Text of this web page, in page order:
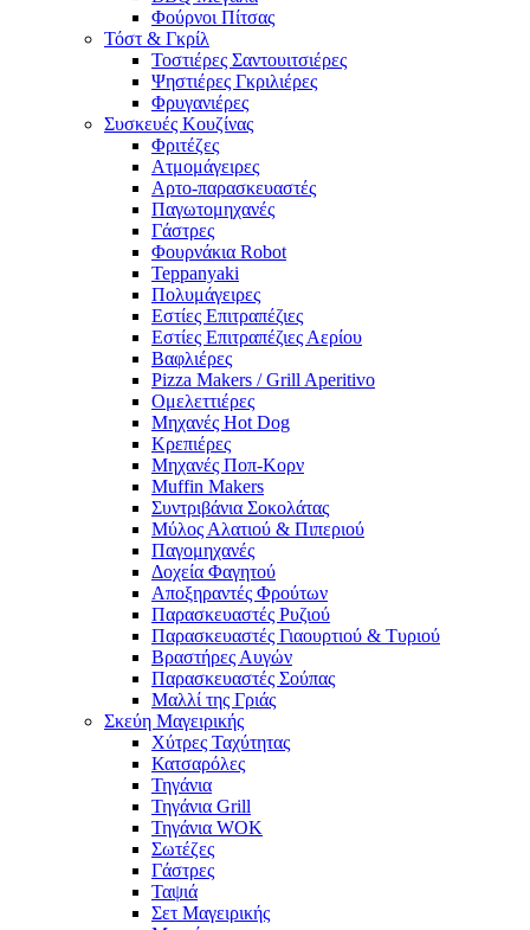
Φούρνοι Πίτσας
Τόστ & Γκρίλ
Τοστιέρες Σαντουιτσιέρες
Ψηστιέρες Γκριλιέρες
Φρυγανιέρες
Συσκευές Κουζίνας
Φριτέζες
Ατμομάγειρες
Αρτο-παρασκευαστές
Παγωτομηχανές
Γάστρες
Φουρνάκια Robot
Teppanyaki
Πολυμάγειρες
Εστίες Επιτραπέζιες
Εστίες Επιτραπέζιες Αερίου
Βαφλιέρες
Pizza Makers / Grill Aperitivo
Ομελεττιέρες
Μηχανές Hot Dog
Κρεπιέρες
Μηχανές Ποπ-Κορν
Muffin Makers
Συντριβάνια Σοκολάτας
Μύλος Αλατιού & Πιπεριού
Παγομηχανές
Δοχεία Φαγητού
Αποξηραντές Φρούτων
Παρασκευαστές Ρυζιού
Παρασκευαστές Γιαουρτιού & Τυριού
Βραστήρες Αυγών
Παρασκευαστές Σούπας
Μαλλί της Γριάς
Σκεύη Μαγειρικής
Χύτρες Ταχύτητας
Κατσαρόλες
Τηγάνια
Τηγάνια Grill
Τηγάνια WOK
Σωτέζες
Γάστρες
Ταψιά
Σετ Μαγειρικής